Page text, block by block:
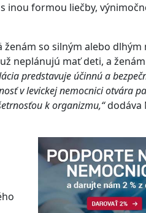
inou formou liečby,
ženám so silným alebo
neplánujú mať deti, a
predstavuje účinnú a
v levickej nemocnici otvára
k organizmu,“dodáva